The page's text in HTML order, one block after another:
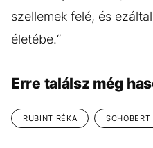
szellemek felé, és
életébe.“
Erre találsz még
RUBINT RÉKA SCHOBERT